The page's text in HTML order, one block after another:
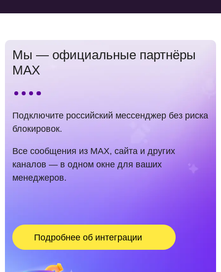
Мы — официальные партнёры
MAX
Подключите российский мессенджер без риска
блокировок.
Все сообщения из MAX, сайта и других
каналов — в одном окне для ваших
менеджеров.
Подробнее об интеграции